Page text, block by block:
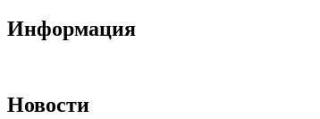
Информация
Новости